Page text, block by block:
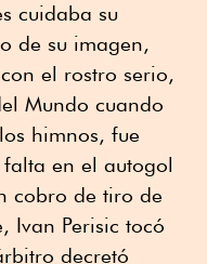
cuidaba su
de su imagen,
el rostro serio,
Mundo cuando
himnos, fue
en el autogol
cobro de tiro de
Ivan Perisic tocó
decretó